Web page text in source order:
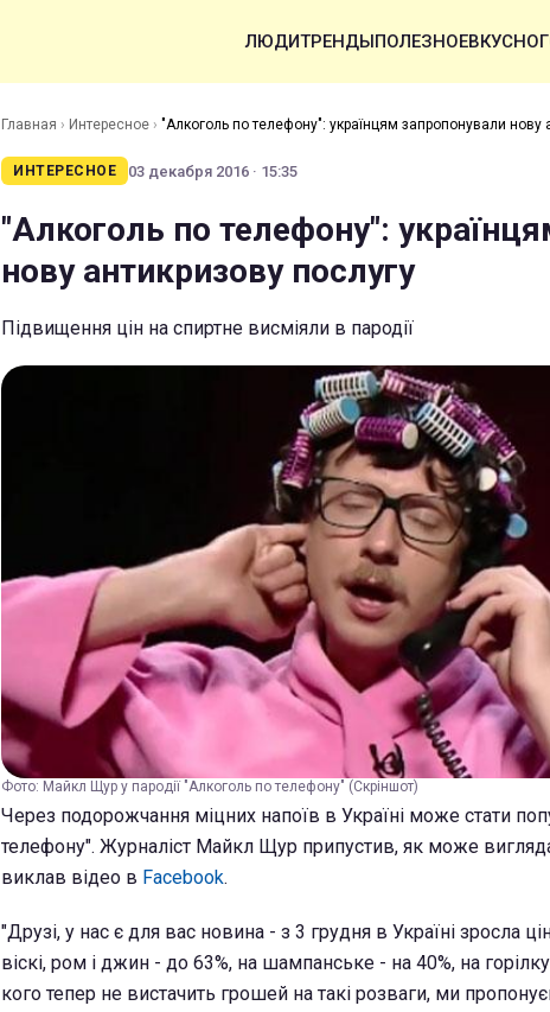
ЛЮДИТРЕНДЫПОЛЕЗНОЕВКУСНО
Главная › Интересное › "Алкоголь по телефону": українцям запропонували нову
ИНТЕРЕСНОЕ 03 декабря 2016 · 15:35
"Алкоголь по телефону":
нову антикризову послугу
Підвищення цін на спиртне висміяли в пародії
Фото: Майкл Щур у пародії "Алкоголь по телефону" (Скріншот)
Через подорожчання міцних напоїв в Україні може стати
телефону". Журналіст Майкл Щур припустив, як може
виклав відео в Facebook.
"Друзі, у нас є для вас новина - з 3 грудня в Україні зросла
віскі, ром і джин - до 63%, на шампанське - на 40%, на
кого тепер не вистачить грошей на такі розваги, ми